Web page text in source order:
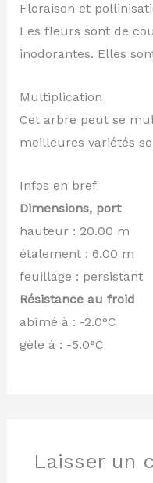
Floraison et
Les fleurs sont de
inodorantes. Elles
Multiplication
Cet arbre peut se
meilleures variétés
Infos en bref
Dimensions, port
hauteur : 20.00 m
étalement : 6.00 m
feuillage : persistant
Résistance au froid
abîmé à : -2.0°C
gèle à : -5.0°C
Laisser un